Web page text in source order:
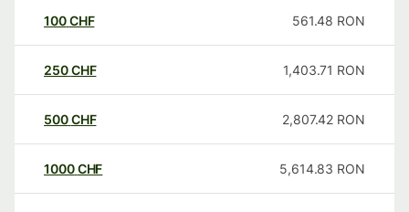
100CHF 561.48 RON
250CHF 1,403.71 RON
500CHF 2,807.42 RON
1000CHF 5,614.83 RON